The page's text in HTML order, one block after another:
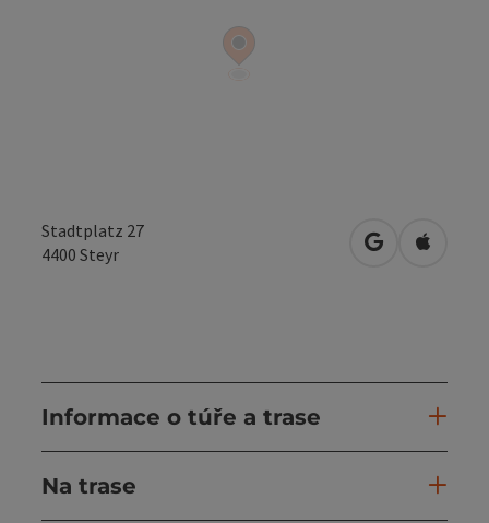
Stadtplatz 27
4400 Steyr Otevřít vOtevřít
Informace o túře a trase
Na trase